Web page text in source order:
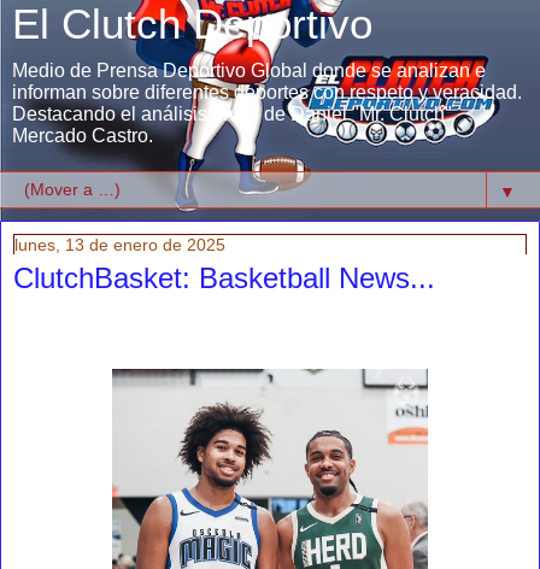
El Clutch Deportivo
Medio de Prensa Deportivo Global donde se analizan e
informan sobre diferentes deportes con respeto y veracidad.
Destacando el análisis único de Daniel "Mr. Clutch"
Mercado Castro.
▼
lunes, 13 de enero de 2025
ClutchBasket: Basketball News...